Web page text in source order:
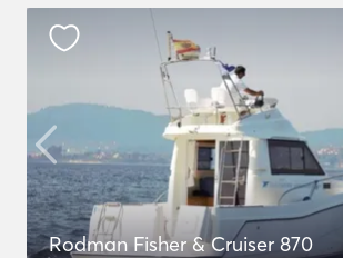
Rodman Fisher & Cruiser 870